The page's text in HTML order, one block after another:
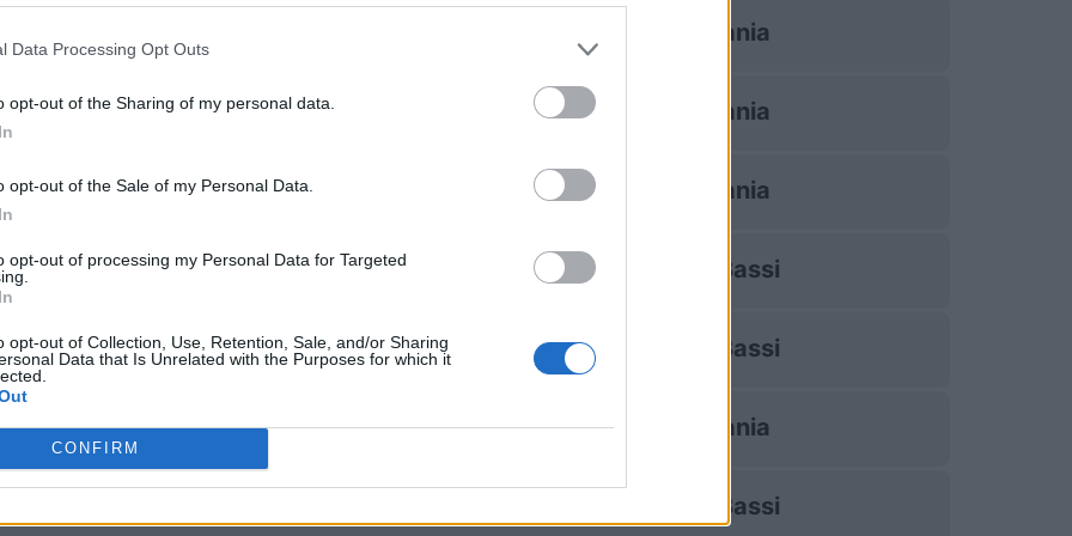
Data Processing Opt Outs
opt-out of the Sharing of my personal data.
opt-out of the Sale of my Personal Data.
opt-out of processing my Personal Data for Targeted
opt-out of Collection, Use, Retention, Sale, and/or Sharing
Data that Is Unrelated with the Purposes for which it
CONFIRM
Germania
Bassi Germania
Bassi Germania
1-1 Paesi Bassi
2-4 Paesi Bassi
Bassi 2-3 Germania
Paesi Bassi